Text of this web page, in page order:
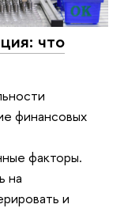
что
финансовых
факторы.
на
и